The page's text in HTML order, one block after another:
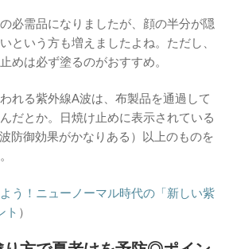
必需品になりましたが、顔の半分が隠
という方も増えましたよね。ただし、
めは必ず塗るのがおすすめ。
れる紫外線A波は、布製品を通過して
だとか。日焼け止めに表示されている
防御効果がかなりある）以上のものを
う！ニューノーマル時代の「新しい紫
ト ）